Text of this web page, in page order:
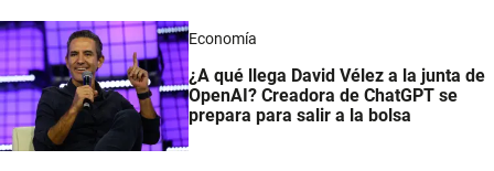
Economía
¿A qué llega David Vélez a la junta de
OpenAI? Creadora de ChatGPT se
prepara para salir a la bolsa